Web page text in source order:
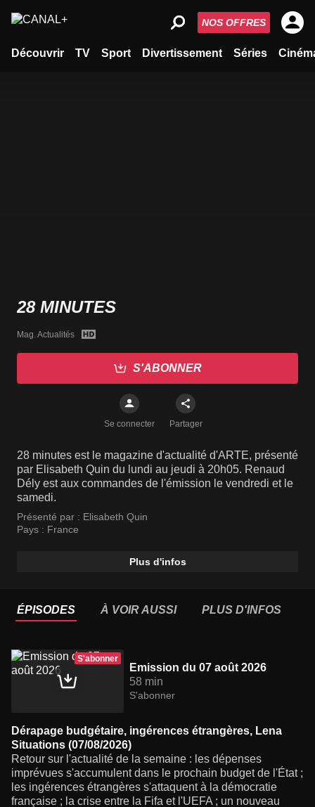
Découvrir TV Sport Divertissement Séries
NOS OFFRES
28 MINUTES
Mag. Actualités
S'ABONNER
Se connecter Partager
28 minutes est le magazine d'actualité d'ARTE, présenté
par Elisabeth Quin du lundi au jeudi à 20h05. Renaud
Dély est aux commandes de l'émission le vendredi et le
samedi.
Présenté par : Elisabeth Quin
Pays : France
Plus d'infos
ÉPISODES À VOIR AUSSI PLUS D'INFOS
S'abonner
Emission du 07 août 2026
58 min
S'abonner
Dérapage budgétaire, ingérences étrangères, Lena
Situations (07/08/2026)
Retour sur l'actualité de la semaine : les dépenses
imprévues s'accumulent dans le prochain budget de l'État ;
les ingérences étrangères s'attaquent à la démocratie
française ; la crise entre la Fifa et l'UEFA ; un nouveau